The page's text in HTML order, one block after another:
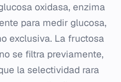
oxidasa, enzima
para medir glucosa,
exclusiva. La fructosa
se filtra previamente,
la selectividad rara